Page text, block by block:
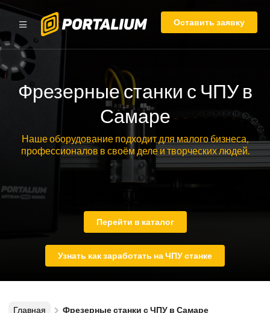
Оставить заявку
Фрезерные станки с ЧПУ в
Самаре
Наше оборудование подходит для малого бизнеса,
профессионалов в своём деле и творческих людей.
Перейти в каталог
Узнать как заработать на ЧПУ станке
Главная Фрезерные станки с ЧПУ в Самаре